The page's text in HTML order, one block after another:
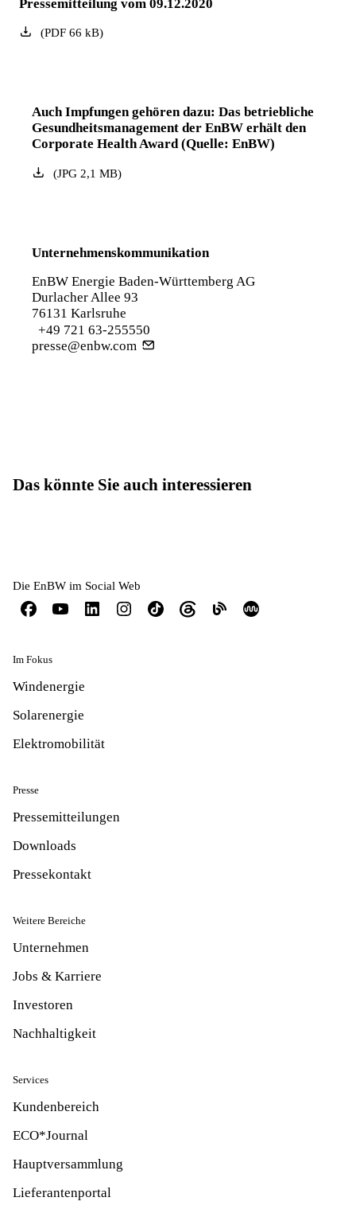
Pressemitteilung vom 09.12.2020
(PDF66 kB)
Auch Impfungen gehören dazu: Das betriebliche
Gesundheitsmanagement der EnBW erhält den
Corporate Health Award (Quelle: EnBW)
(JPG2,1 MB)
Unternehmenskommunikation
EnBW Energie Baden-Württemberg AG
Durlacher Allee 93
76131 Karlsruhe
+49 721 63-255550
presse@enbw.com
Das könnte Sie auch interessieren
Die EnBW im Social Web
Im Fokus
Windenergie
Solarenergie
Elektromobilität
Presse
Pressemitteilungen
Downloads
Pressekontakt
Weitere Bereiche
Unternehmen
Jobs & Karriere
Investoren
Nachhaltigkeit
Services
Kundenbereich
ECO*Journal
Hauptversammlung
Lieferantenportal